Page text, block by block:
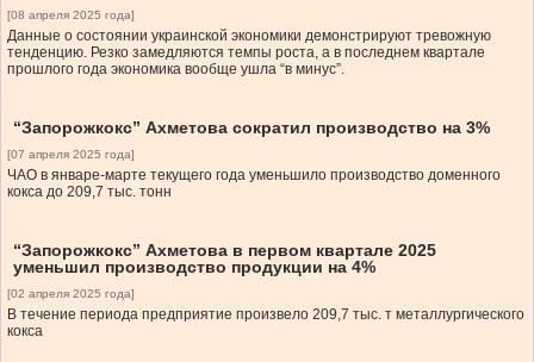
[08 апреля 2025 года]
Данные о состоянии украинской экономики демонстрируют тревожную
тенденцию. Резко замедляются темпы роста, а в последнем квартале
прошлого года экономика вообще ушла “в минус”.
“Запорожкокс” Ахметова сократил производство на 3%
[07 апреля 2025 года]
ЧАО в январе-марте текущего года уменьшило производство доменного
кокса до 209,7 тыс. тонн
“Запорожкокс” Ахметова в первом квартале 2025
уменьшил производство продукции на 4%
[02 апреля 2025 года]
В течение периода предприятие произвело 209,7 тыс. т металлургического
кокса